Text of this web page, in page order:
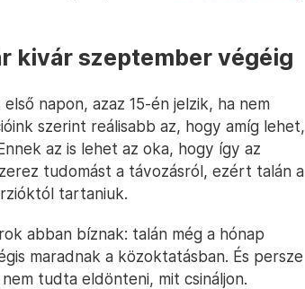
kivár szeptember végéig
napon, azaz 15-én jelzik, ha nem
szerint reálisabb az, hogy amíg lehet,
az is lehet az oka, hogy így az
tudomást a távozásról, ezért talán a
tartaniuk.
abban bíznak: talán még a hónap
maradnak a közoktatásban. És persze
tudta eldönteni, mit csináljon.